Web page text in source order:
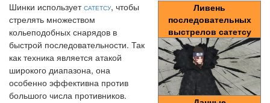
Ливень
последовательных
выстрелов сатетсу
Шинки используетсатетсу, чтобы
стрелять множеством
кольеподобных снарядов в
быстрой последовательности. Так
как техника является атакой
широкого диапазона, она
особенно эффективна против
большого числа противников.